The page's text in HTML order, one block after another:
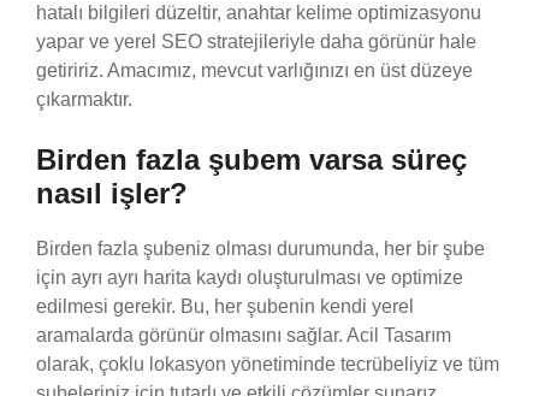
hatalı bilgileri düzeltir, anahtar kelime optimizasyonu
yapar ve yerel SEO stratejileriyle daha görünür hale
getiririz. Amacımız, mevcut varlığınızı en üst düzeye
çıkarmaktır.
Birden fazla şubem varsa süreç
nasıl işler?
Birden fazla şubeniz olması durumunda, her bir şube
için ayrı ayrı harita kaydı oluşturulması ve optimize
edilmesi gerekir. Bu, her şubenin kendi yerel
aramalarda görünür olmasını sağlar. Acil Tasarım
olarak, çoklu lokasyon yönetiminde tecrübeliyiz ve tüm